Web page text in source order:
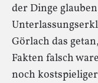
der Dinge
Görlach das
Fakten falsch
noch